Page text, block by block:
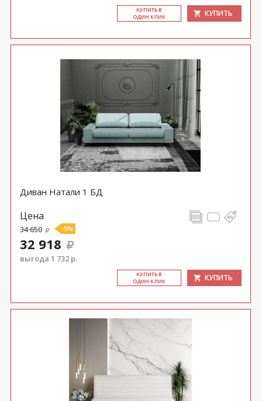
КУ­ПИТЬ В
ОДИН КЛИК
КУПИТЬ
Диван Натали 1 БД
Цена
34 650 -5%
32 918
выгода 1 732 р.
КУ­ПИТЬ В
ОДИН КЛИК
КУПИТЬ